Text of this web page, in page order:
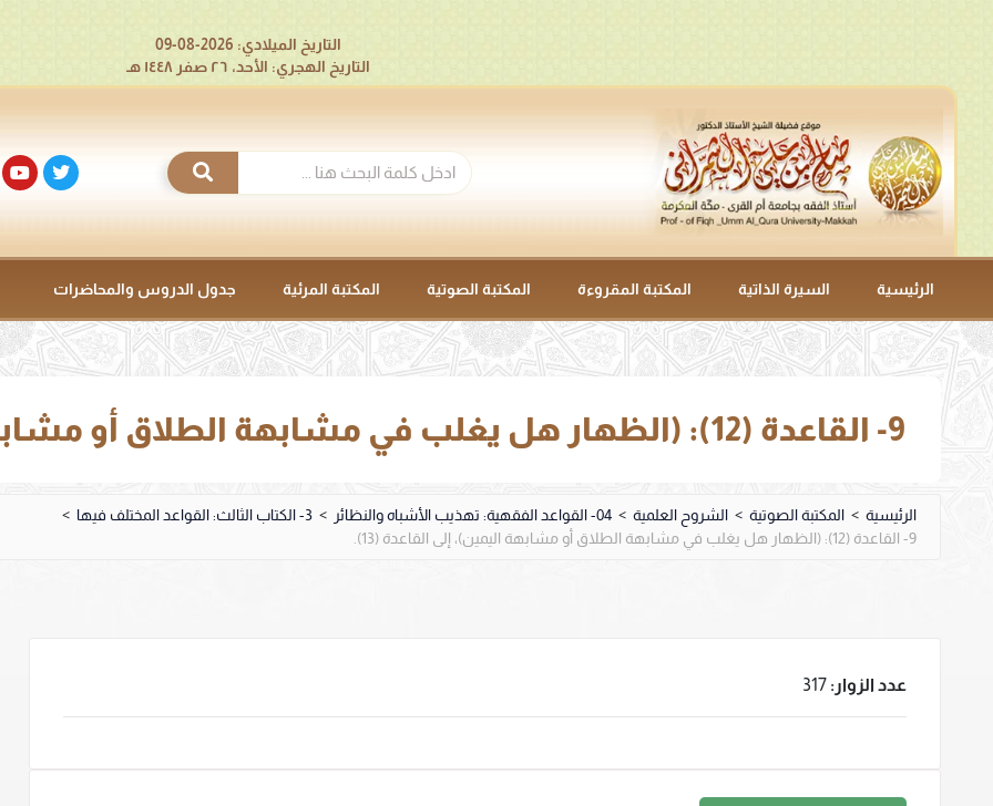
التاريخ الميلادي: 2026-08-09
التاريخ الهجري: الأحد، ٢٦ صفر ١٤٤٨ هـ
الرئيسية السيرة الذاتية المكتبة المقروءة المكتبة الصوتية المكتبة المرئية جدول الدروس والمحاضرات
9- القاعدة (12): (الظهار هل يغلب في مشابهة الطلاق أو مشابهة اليمين)، إلى القاعدة (13).
الرئيسية > المكتبة الصوتية > الشروح العلمية > 04- القواعد الفقهية: تهذيب الأشباه والنظائر > 3- الكتاب الثالث: القواعد المختلف فيها
>
9- القاعدة (12): (الظهار هل يغلب في مشابهة الطلاق أو مشابهة اليمين)، إلى القاعدة (13).
عدد الزوار: 317